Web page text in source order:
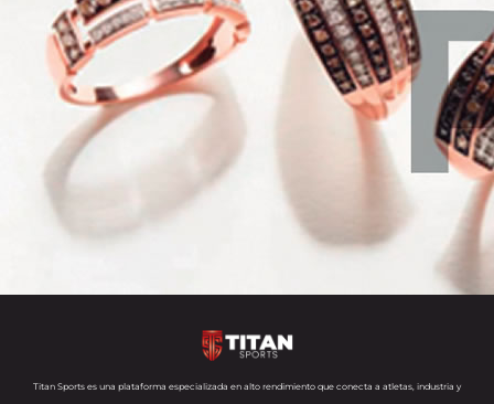
Titan Sports es una plataforma especializada en alto rendimiento que conecta a atletas, industria y